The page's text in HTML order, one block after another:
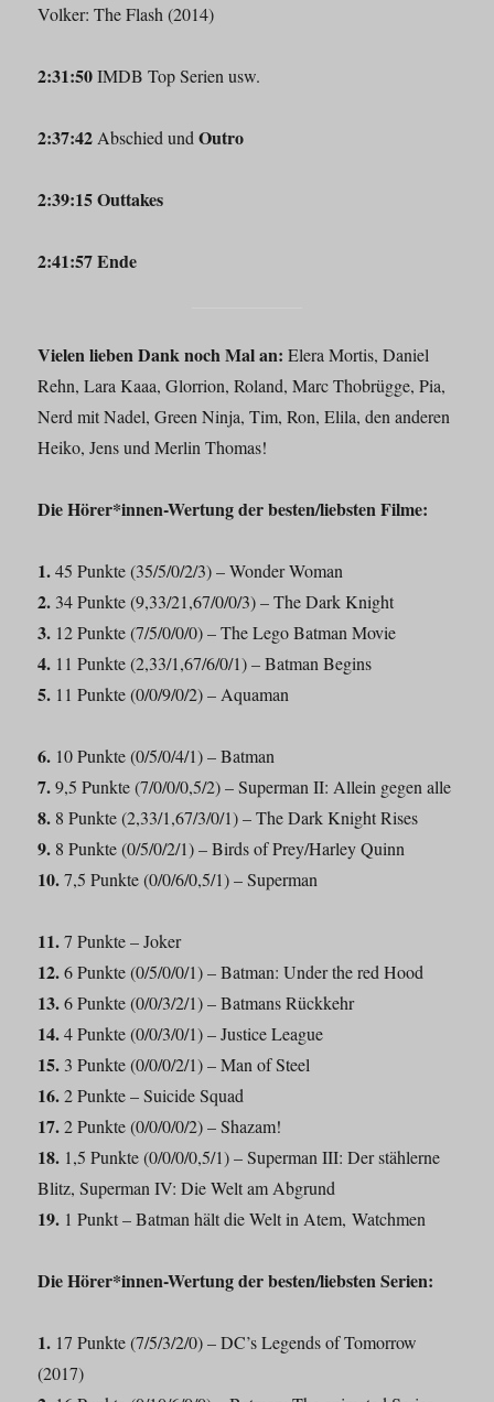
Volker: The Flash (2014)
2:31:50IMDB Top Serien usw.
2:37:42 Abschied undOutro
2:39:15 Outtakes
2:41:57 Ende
Vielen lieben Dank noch Mal an: Elera Mortis, Daniel
Rehn, Lara Kaaa, Glorrion, Roland, Marc Thobrügge, Pia,
Nerd mit Nadel, Green Ninja, Tim, Ron, Elila, den anderen
Heiko, Jens und Merlin Thomas!
Die Hörer*innen-Wertung der besten/liebsten Filme:
1.45 Punkte (35/5/0/2/3) – Wonder Woman
2. 34 Punkte (9,33/21,67/0/0/3) – The Dark Knight
3. 12 Punkte (7/5/0/0/0) – The Lego Batman Movie
4. 11 Punkte (2,33/1,67/6/0/1) – Batman Begins
5. 11 Punkte (0/0/9/0/2) – Aquaman
6. 10 Punkte (0/5/0/4/1) – Batman
7.9,5 Punkte (7/0/0/0,5/2) – Superman II: Allein gegen alle
8. 8 Punkte (2,33/1,67/3/0/1) – The Dark Knight Rises
9. 8 Punkte (0/5/0/2/1) – Birds of Prey/Harley Quinn
10.7,5 Punkte (0/0/6/0,5/1) – Superman
11.7 Punkte – Joker
12.6 Punkte (0/5/0/0/1) – Batman: Under the red Hood
13.6 Punkte (0/0/3/2/1) – Batmans Rückkehr
14.4 Punkte (0/0/3/0/1) – Justice League
15. 3 Punkte (0/0/0/2/1) – Man of Steel
16.2 Punkte – Suicide Squad
17.2 Punkte (0/0/0/0/2) – Shazam!
18. 1,5 Punkte (0/0/0/0,5/1) – Superman III: Der stählerne
Blitz, Superman IV: Die Welt am Abgrund
19. 1 Punkt – Batman hält die Welt in Atem, Watchmen
Die Hörer*innen-Wertung der besten/liebsten Serien:
1. 17 Punkte (7/5/3/2/0) – DC’s Legends of Tomorrow
(2017)